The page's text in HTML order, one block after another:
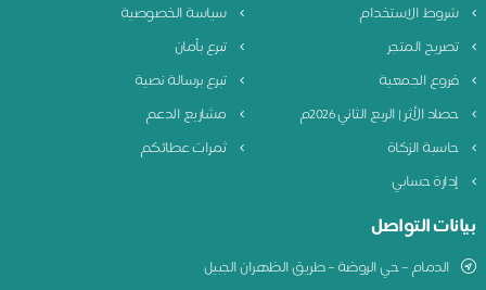
شروط الاستخدام
سياسة الخصوصية
تصريح المتجر
تبرع بأمان
فروع الجمعية
تبرع برسالة نصية
حصاد الأثر | الربع الثاني 2026م
مشاريع الدعم
حاسبة الزكاة
ثمرات عطائكم
إدارة حسابي
بيانات التواصل
الدمام – حي الروضة – طريق الظهران الجبيل